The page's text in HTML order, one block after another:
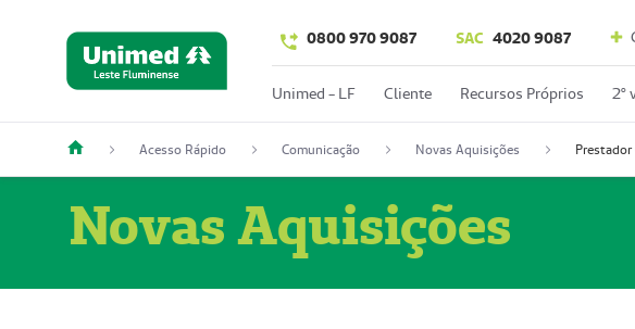
0800 970 9087 SAC 4020 9087
Unimed - LF Cliente Recursos Próprios 2º
Acesso Rápido Comunicação Novas Aquisições Prestador
Novas Aquisições